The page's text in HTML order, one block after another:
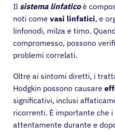
Il sistema linfaticoè
noti come vasi linfatici, e
linfonodi, milza e timo.
compromesso, possono
problemi correlati.
Oltre ai sintomi diretti, i
Hodgkin possono causare
significativi, inclusi
ricorrenti. È importante che
attentamente durante e